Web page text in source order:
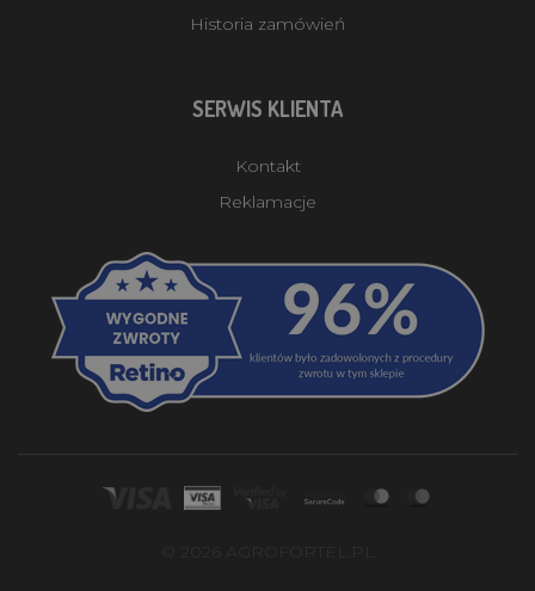
Historia zamówień
SERWIS KLIENTA
Kontakt
Reklamacje